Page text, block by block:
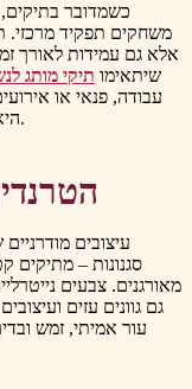
כשמדובר
משחקים תפקיד מרכזי.
אלא גם עמידות לאורך
שיתאימו תיקי מותג
עבודה, פנאי או
היא השקעה חכמה שמשלבת איכות, נוחות וסטייל.
עיצובים
סגנונות – מתיקים
מאורגנים. צבעים
גם גוונים עזים
עור אמיתי, זמש